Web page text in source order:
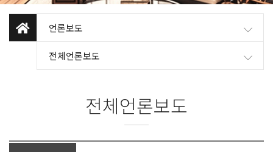
언론보도
전체언론보도
전체언론보도